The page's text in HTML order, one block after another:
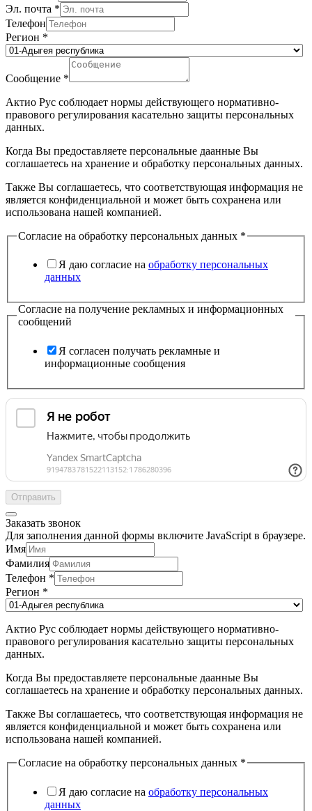
Эл. почта *
Телефон
Регион *
Сообщение *
Актио Рус соблюдает нормы действующего нормативно-
правового регулирования касательно защиты персональных
данных.
Когда Вы предоставляете персональные даанные Вы
соглашаетесь на хранение и обработку персональных данных.
Также Вы соглашаетесь, что соответствующая информация не
является конфиденциальной и может быть сохранена или
использована нашей компанией.
Согласие на обработку персональных данных *
Я даю согласие на обработку персональных
данных
Согласие на получение рекламных и информационных
сообщений
Я согласен получать рекламные и
информационные сообщения
Отправить
Заказать звонок
Для заполнения данной формы включите JavaScript в браузере.
Имя
Фамилия
Телефон *
Регион *
Актио Рус соблюдает нормы действующего нормативно-
правового регулирования касательно защиты персональных
данных.
Когда Вы предоставляете персональные даанные Вы
соглашаетесь на хранение и обработку персональных данных.
Также Вы соглашаетесь, что соответствующая информация не
является конфиденциальной и может быть сохранена или
использована нашей компанией.
Согласие на обработку персональных данных *
Я даю согласие на обработку персональных
данных